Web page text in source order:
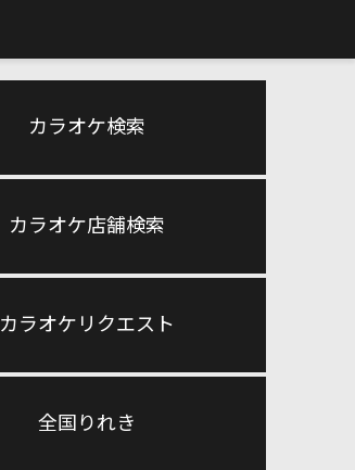
カラオケ検索
カラオケ店舗検索
カラオケリクエスト
全国りれき